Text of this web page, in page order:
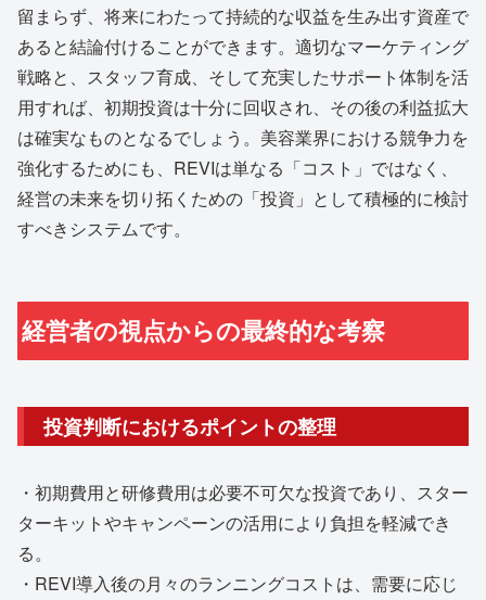
留まらず、将来にわたって持続的な収益を生み出す資産で
あると結論付けることができます。適切なマーケティング
戦略と、スタッフ育成、そして充実したサポート体制を活
用すれば、初期投資は十分に回収され、その後の利益拡大
は確実なものとなるでしょう。美容業界における競争力を
強化するためにも、REVIは単なる「コスト」ではなく、
経営の未来を切り拓くための「投資」として積極的に検討
すべきシステムです。
経営者の視点からの最終的な考察
投資判断におけるポイントの整理
・初期費用と研修費用は必要不可欠な投資であり、スター
ターキットやキャンペーンの活用により負担を軽減でき
る。
・REVI導入後の月々のランニングコストは、需要に応じ